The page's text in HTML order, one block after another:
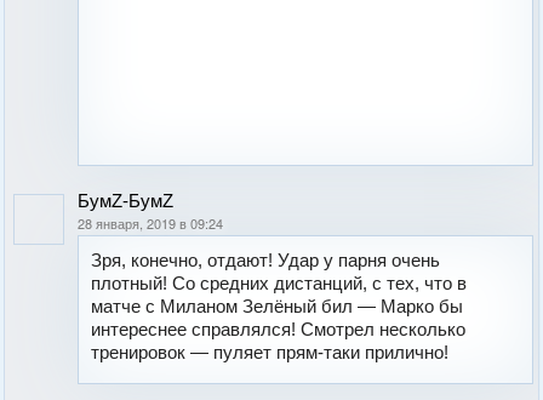
БумZ-БумZ
28 января, 2019 в 09:24
Зря, конечно, отдают! Удар у парня очень
плотный! Со средних дистанций, с тех, что в
матче с Миланом Зелёный бил — Марко бы
интереснее справлялся! Смотрел несколько
тренировок — пуляет прям-таки прилично!